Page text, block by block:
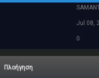
Jul 08,
0
Πλοήγηση